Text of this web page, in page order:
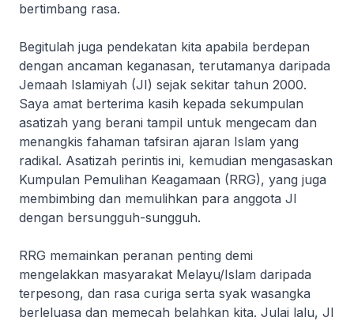
bertimbang rasa.
Begitulah juga pendekatan kita apabila berdepan
dengan ancaman keganasan, terutamanya daripada
Jemaah Islamiyah (JI) sejak sekitar tahun 2000.
Saya amat berterima kasih kepada sekumpulan
asatizah yang berani tampil untuk mengecam dan
menangkis fahaman tafsiran ajaran Islam yang
radikal. Asatizah perintis ini, kemudian mengasaskan
Kumpulan Pemulihan Keagamaan (RRG), yang juga
membimbing dan memulihkan para anggota JI
dengan bersungguh-sungguh.
RRG memainkan peranan penting demi
mengelakkan masyarakat Melayu/Islam daripada
terpesong, dan rasa curiga serta syak wasangka
berleluasa dan memecah belahkan kita. Julai lalu, JI